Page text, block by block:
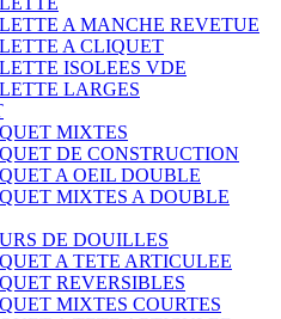
A MANCHE REVETUE
A CLIQUET
ISOLEES VDE
LARGES
MIXTES
DE CONSTRUCTION
A OEIL DOUBLE
MIXTES A DOUBLE
DE DOUILLES
A TETE ARTICULEE
REVERSIBLES
MIXTES COURTES